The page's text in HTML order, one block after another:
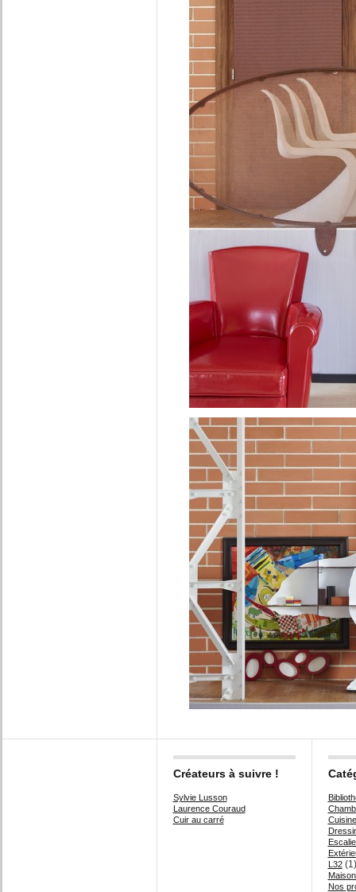
Créateurs à suivre !
Sylvie Lusson
Laurence Couraud
Cuir au carré
Cuisine
L32(1)
Nos